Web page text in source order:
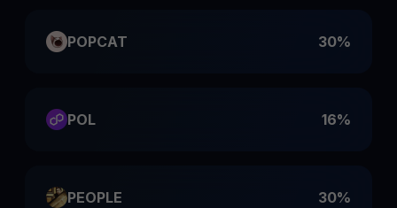
POPCAT 30%
POL 16%
PEOPLE 30%